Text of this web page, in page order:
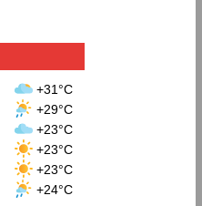
+31°C
+29°C
+23°C
+23°C
+23°C
+24°C